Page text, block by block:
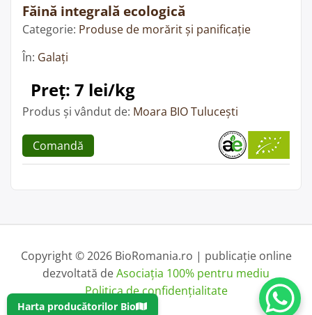
Făină integrală ecologică
Categorie: Produse de morărit și panificație
În: Galați
Preț: 7 lei/kg
Produs și vândut de: Moara BIO Tulucești
Comandă
Copyright © 2026 BioRomania.ro | publicație online
dezvoltată deAsociația 100% pentru mediu
Politica de confidențialitate
Harta producătorilor Bio